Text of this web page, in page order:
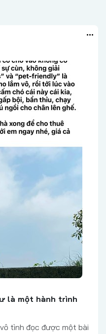
là một hành trình
tình đọc được một bài